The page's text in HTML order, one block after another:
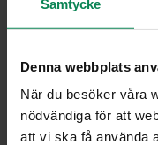
Samtycke
Denna webbplats
När du besöker våra
nödvändiga för att
att vi ska få använda